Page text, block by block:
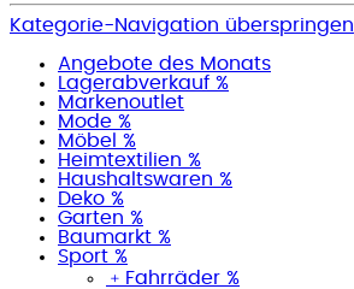
Kategorie-Navigation überspringen
Angebote des Monats
Lagerabverkauf %
Markenoutlet
Mode %
Möbel %
Heimtextilien %
Haushaltswaren %
Deko %
Garten %
Baumarkt %
Sport %
﹢ Fahrräder %